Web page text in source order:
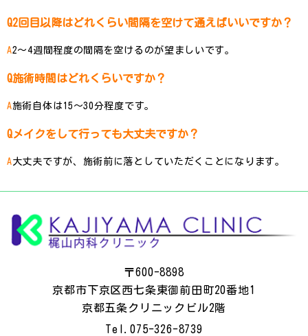
2回目以降はどれくらい間隔を空けて通えばいいですか？
2〜4週間程度の間隔を空けるのが望ましいです。
施術時間はどれくらいですか？
施術自体は15〜30分程度です。
メイクをして行っても大丈夫ですか？
大丈夫ですが、施術前に落としていただくことになります。
〒600-8898
京都市下京区西七条東御前田町20番地1
京都五条クリニックビル2階
Tel.075-326-8739